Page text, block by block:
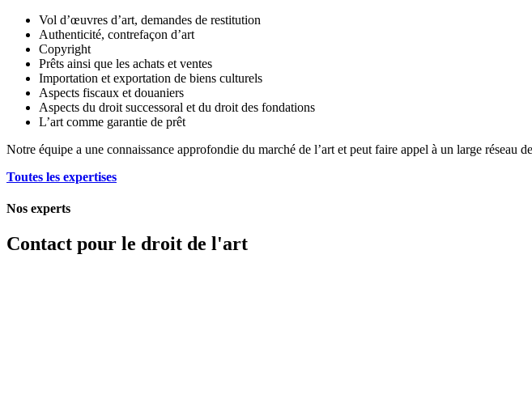
Vol d’œuvres d’art, demandes de restitution
Authenticité, contrefaçon d’art
Copyright
Prêts ainsi que les achats et ventes
Importation et exportation de biens culturels
Aspects fiscaux et douaniers
Aspects du droit successoral et du droit des fondations
L’art comme garantie de prêt
Notre équipe a une connaissance approfondie du marché de l’art et peut faire appel à un large réseau
Toutes les expertises
Nos experts
Contact pour le droit de l'art